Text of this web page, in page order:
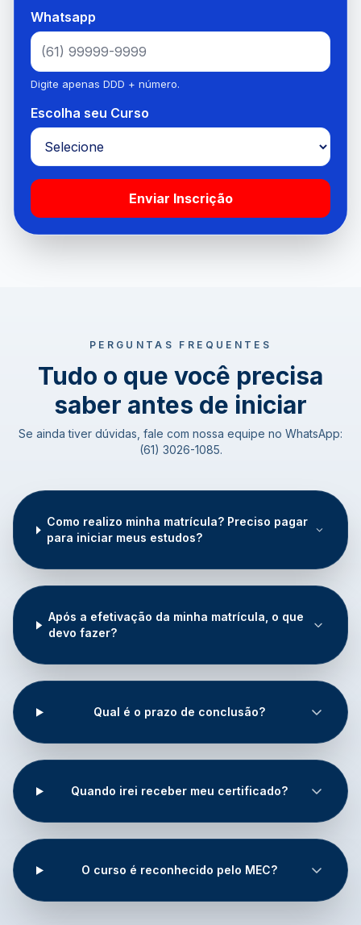
Whatsapp
Digite apenas DDD + número.
Escolha seu Curso
Enviar Inscrição
PERGUNTAS FREQUENTES
Tudo o que você precisa
saber antes de iniciar
Se ainda tiver dúvidas, fale com nossa equipe no WhatsApp:
(61) 3026-1085.
Como realizo minha matrícula? Preciso pagar
para iniciar meus estudos?
Após a efetivação da minha matrícula, o que
devo fazer?
Qual é o prazo de conclusão?
Quando irei receber meu certificado?
O curso é reconhecido pelo MEC?